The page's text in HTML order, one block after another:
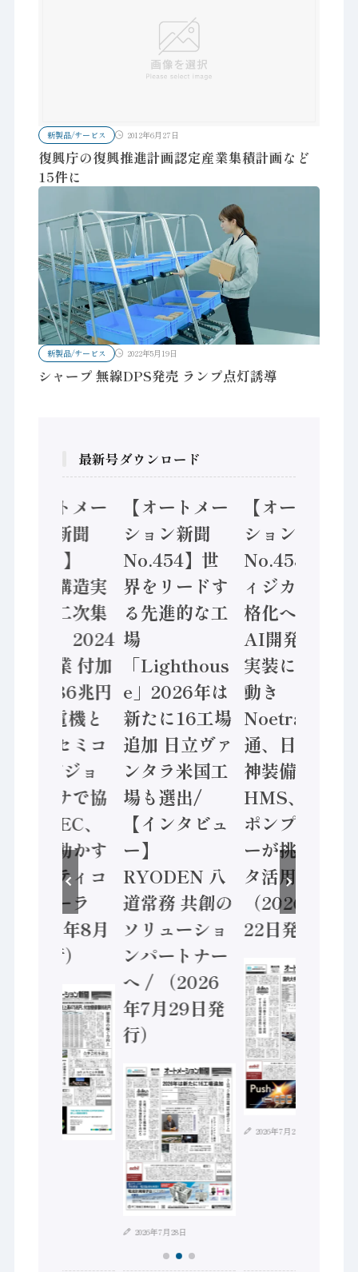
新製品/サービス 2012年6月27日
復興庁の復興推進計画認定産業集積計画など
15件に
新製品/サービス 2022年5月19日
シャープ 無線DPS発売 ランプ点灯誘導
最新号ダウンロード
【オートメー
ション新聞
No.455】
「経済構造実
態調査二次集
計結果」2024
年製造業 付加
価値額86兆円
/ 三菱電機と
ソニーセミコ
ン AIビジョ
ンセンサで協
業 / IDEC、
安全に動かす
セーフティコ
ントローラ
（2026年8月
5日発行）
【オートメー
ション新聞
No.454】世
界をリードす
る先進的な工
場
「Lighthous
e」2026年は
新たに16工場
追加 日立ヴァ
ンタラ米国工
場も選出/
【インタビュ
ー】
RYODEN 八
道常務 共創の
ソリューショ
ンパートナー
へ / （2026
年7月29日発
行）
2026年7月28日
【オートメー
ション新聞
No.453】フ
ィジカルAI本
格化へ 国産
AI開発や社会
実装に活発な
動き
Noetra、富士
通、日立 / 兵
神装備 ×
HMS、老舗
ポンプメーカ
ーが挑むデー
タ活用 など
（2026年7月
22日発行）
2026年7月21日